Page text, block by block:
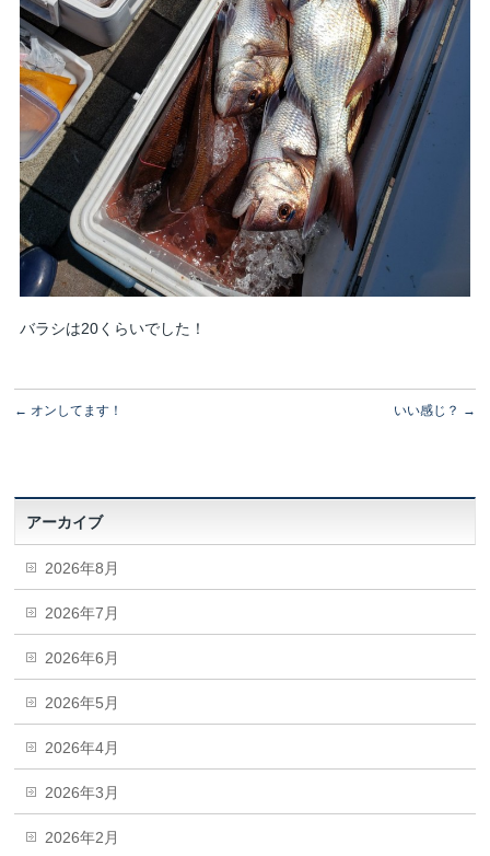
バラシは20くらいでした！
← オンしてます！ いい感じ？ →
アーカイブ
2026年8月
2026年7月
2026年6月
2026年5月
2026年4月
2026年3月
2026年2月